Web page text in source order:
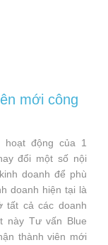
mới công
hoạt động của 1
đổi một số nội
doanh để phù
doanh hiện tại là
tất cả các doanh
này Tư vấn Blue
thành viên mới